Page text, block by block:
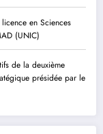
en Sciences
(UNIC)
de la deuxième
présidée par le